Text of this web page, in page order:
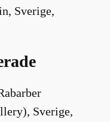
Sverige,
Sverige,